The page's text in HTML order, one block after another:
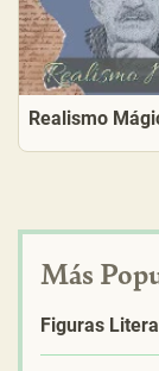
Realismo
Más
Figuras